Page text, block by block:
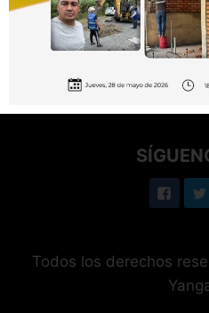
Telefonos: (07)
Correo Electrónico:
Dirección: Arsenio
Todos los derechos